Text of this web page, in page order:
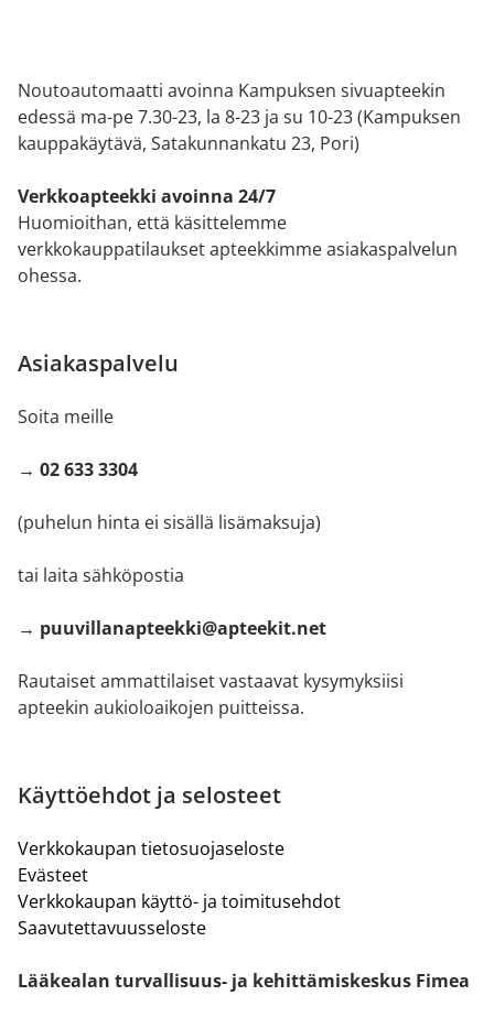
Noutoautomaatti avoinna Kampuksen sivuapteekin
edessä ma-pe 7.30-23, la 8-23 ja su 10-23 (Kampuksen
kauppakäytävä, Satakunnankatu 23, Pori)
Verkkoapteekki avoinna 24/7
Huomioithan, että käsittelemme
verkkokauppatilaukset apteekkimme asiakaspalvelun
ohessa.
Asiakaspalvelu
Soita meille
→ 02 633 3304
(puhelun hinta ei sisällä lisämaksuja)
tai laita sähköpostia
→ puuvillanapteekki@apteekit.net
Rautaiset ammattilaiset vastaavat kysymyksiisi
apteekin aukioloaikojen puitteissa.
Käyttöehdot ja selosteet
Verkkokaupan tietosuojaseloste
Evästeet
Verkkokaupan käyttö- ja toimitusehdot
Saavutettavuusseloste
Lääkealan turvallisuus- ja kehittämiskeskus Fimea